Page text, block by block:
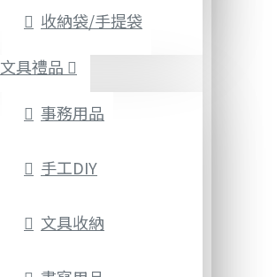
收納袋/手提袋
文具禮品
事務用品
手工DIY
文具收納